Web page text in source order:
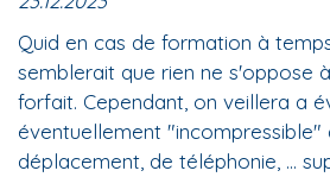
Quid en cas de formation à
semblerait que rien ne s'oppose
forfait. Cependant, on veillera a
éventuellement "incompressible"
déplacement, de téléphonie, ...